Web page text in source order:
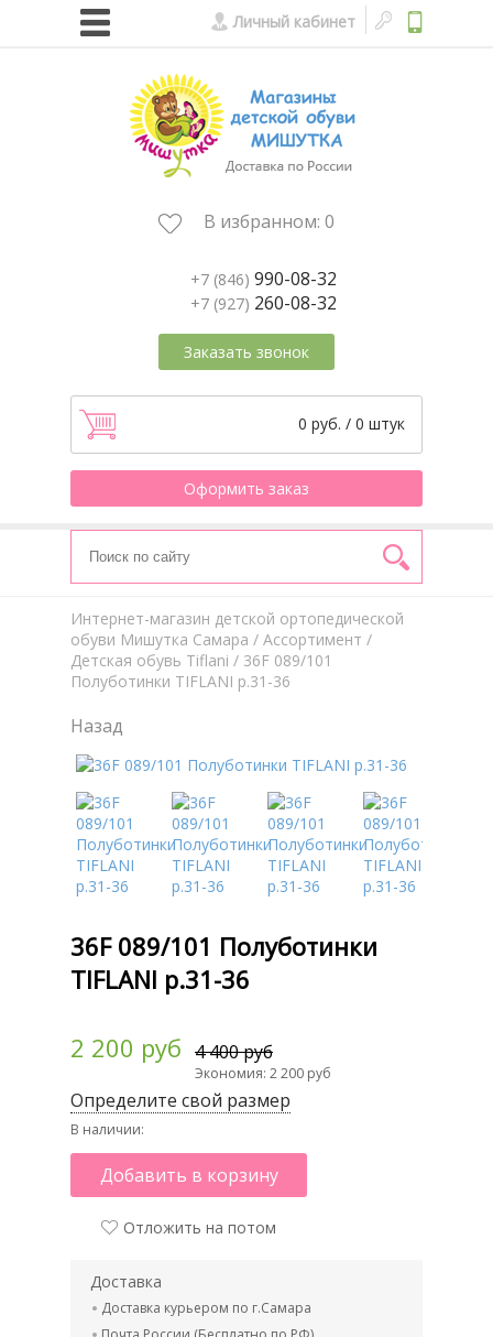
Личный кабинет
В избранном: 0
+7 (846) 990-08-32
+7 (927) 260-08-32
Заказать звонок
0 руб. / 0 штук
Оформить заказ
Интернет-магазин детской ортопедической
обуви Мишутка Самара / Aссортимент /
Детская обувь Tiflani / 36F 089/101
Полуботинки TIFLANI р.31-36
Назад
36F 089/101 Полуботинки
TIFLANI р.31-36
2 200 руб 4 400 руб
Экономия: 2 200 руб
Определите свой размер
В наличии:
Добавить в корзину
Отложить на потом
Доставка
Доставка курьером по г.Самара